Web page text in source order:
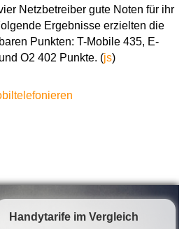
Netzbetreiber gute Noten für ihr
Ergebnisse erzielten die
Punkten: T-Mobile 435, E-
O2 402 Punkte. (js)
Handytarife im Vergleich